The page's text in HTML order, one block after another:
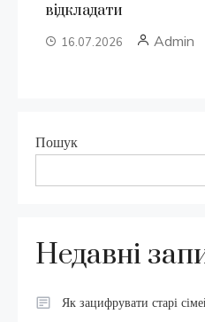
відкладати
16.07.2026 Admin
Пошук
Недавні
Як зацифрувати старі